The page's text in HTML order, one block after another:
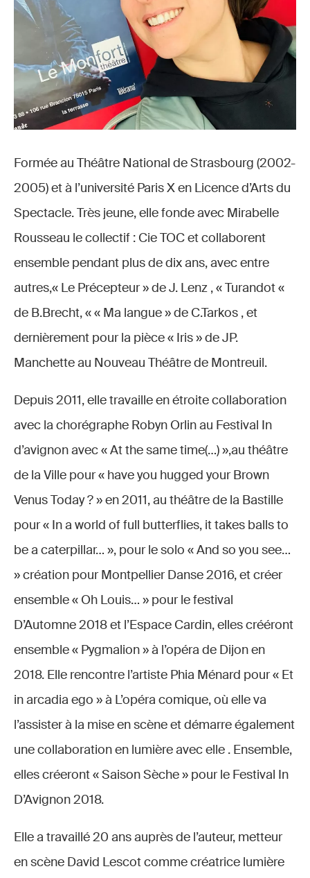
Formée au Théâtre National de Strasbourg (2002-
2005) et à l’université Paris X en Licence d’Arts du
Spectacle. Très jeune, elle fonde avec Mirabelle
Rousseau le collectif : Cie TOC et collaborent
ensemble pendant plus de dix ans, avec entre
autres,« Le Précepteur » de J. Lenz , « Turandot «
de B.Brecht, « « Ma langue » de C.Tarkos , et
dernièrement pour la pièce « Iris » de JP.
Manchette au Nouveau Théâtre de Montreuil.
Depuis 2011, elle travaille en étroite collaboration
avec la chorégraphe Robyn Orlin au Festival In
d’avignon avec « At the same time(…) »,au théâtre
de la Ville pour « have you hugged your Brown
Venus Today ? » en 2011, au théâtre de la Bastille
pour « In a world of full butterflies, it takes balls to
be a caterpillar… », pour le solo « And so you see…
» création pour Montpellier Danse 2016, et créer
ensemble « Oh Louis… » pour le festival
D’Automne 2018 et l’Espace Cardin, elles crééront
ensemble « Pygmalion » à l’opéra de Dijon en
2018. Elle rencontre l’artiste Phia Ménard pour « Et
in arcadia ego » à L’opéra comique, où elle va
l’assister à la mise en scène et démarre également
une collaboration en lumière avec elle . Ensemble,
elles créeront « Saison Sèche » pour le Festival In
D’Avignon 2018.
Elle a travaillé 20 ans auprès de l’auteur, metteur
en scène David Lescot comme créatrice lumière